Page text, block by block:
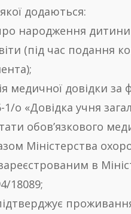
додаються:
народження
(під час подання
медичної довідки
1/о «Довідка учня
обов’язкового
Міністерства
в
18089;